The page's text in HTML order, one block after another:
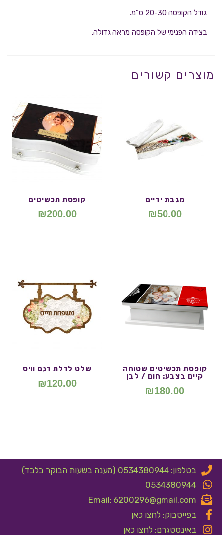
גודל הקופסה 20-30 ס"מ.
בצידה הפנימי של הקופסה מראה גדולה.
מוצרים קשורים
מגבת ידיים
₪50.00
קופסת תכשיטים
₪200.00
קופסת תכשיטים שטוחה
קיים בצבע: חום / לבן
₪180.00
שלט לדלת דגם וויס
₪120.00
בטלפון: 0534380944 (מענה בשעות הבוקר בלבד)
0534380944
Email: 6200296@gmail.com
בפייסבוק: לחצו כאן
באינסטגרם: לחצו כאן